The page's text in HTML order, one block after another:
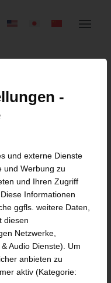
UND
UND
UTH
Unternehmen
-
und externe Dienste
und Werbung zu
und Ihren Zugriff
Informationen
ggfls. weitere Daten,
diesen
Netzwerke,
Audio Dienste). Um
anbieten zu
aktiv (Kategorie: